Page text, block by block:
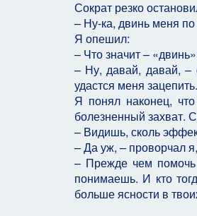
Сократ резко
– Ну-ка, двинь меня по
Я опешил:
– Что значит –
– Ну, давай, давай, –
удастся меня зацепить.
Я понял наконец,
болезненный захват.
– Видишь, сколь
– Да уж, – проворчал
– Прежде чем помочь
понимаешь. И кто
больше ясности в